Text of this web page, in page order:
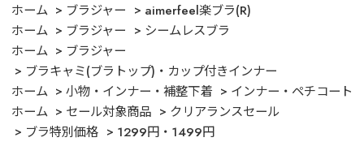
ホーム
ブラジャー
aimerfeel楽ブラ(R)
ホーム
ブラジャー
シームレスブラ
ホーム
ブラジャー
ブラキャミ(ブラトップ)・カップ付きインナー
ホーム
小物・インナー・補整下着
インナー・ペチコート
ホーム
セール対象商品
クリアランスセール
ブラ特別価格
1299円・1499円